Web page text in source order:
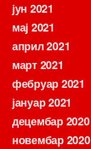
јун 2021
мај 2021
април 2021
март 2021
фебруар 2021
јануар 2021
децембар 2020
новембар 2020